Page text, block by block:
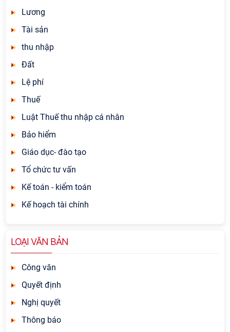
Lương
Tài sản
thu nhập
Đất
Lệ phí
Thuế
Luật Thuế thu nhập cá nhân
Bảo hiểm
Giáo dục- đào tạo
Tổ chức tư vấn
Kế toán - kiểm toán
Kế hoạch tài chính
LOẠI VĂN BẢN
Công văn
Quyết định
Nghị quyết
Thông báo